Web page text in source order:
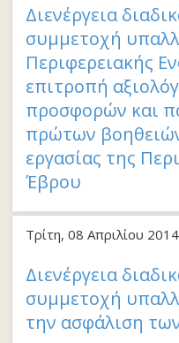
Διενέργεια
συμμετοχή
Περιφερειακής
επιτροπή
προσφορών και
πρώτων
εργασίας της
Έβρου
Τρίτη, 08 Απριλίου
Διενέργεια
συμμετοχή
την ασφάλιση